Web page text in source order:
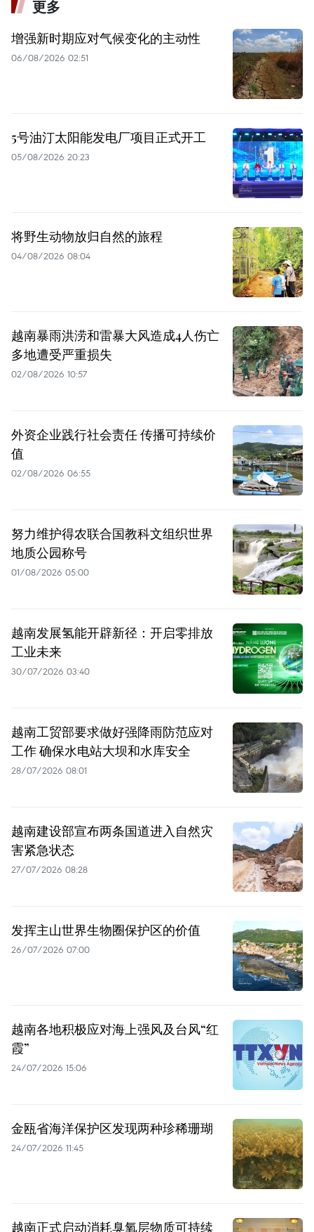
更多
增强新时期应对气候变化的主动性
06/08/2026 02:51
5号油汀太阳能发电厂项目正式开工
05/08/2026 20:23
将野生动物放归自然的旅程
04/08/2026 08:04
越南暴雨洪涝和雷暴大风造成4人伤亡
多地遭受严重损失
02/08/2026 10:57
外资企业践行社会责任 传播可持续价
值
02/08/2026 06:55
努力维护得农联合国教科文组织世界
地质公园称号
01/08/2026 05:00
越南发展氢能开辟新径：开启零排放
工业未来
30/07/2026 03:40
越南工贸部要求做好强降雨防范应对
工作 确保水电站大坝和水库安全
28/07/2026 08:01
越南建设部宣布两条国道进入自然灾
害紧急状态
27/07/2026 08:28
发挥主山世界生物圈保护区的价值
26/07/2026 07:00
越南各地积极应对海上强风及台风“红
霞”
24/07/2026 15:06
金瓯省海洋保护区发现两种珍稀珊瑚
24/07/2026 11:45
越南正式启动消耗臭氧层物质可持续